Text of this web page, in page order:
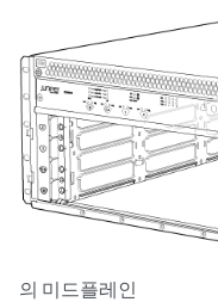
의 미드플레인